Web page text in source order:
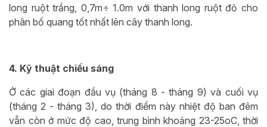
long ruột trắng, 0,7m÷ 1.0m với thanh long ruột đỏ cho
phân bố quang tốt nhất lên cây thanh long.
4. Kỹ thuật chiếu sáng
Ở các giai đoạn đầu vụ (tháng 8 - tháng 9) và cuối vụ
(tháng 2 - tháng 3), do thời điểm này nhiệt độ ban đêm
vẫn còn ở mức độ cao, trung bình khoảng 23-25oC, thời